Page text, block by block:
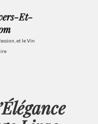
Et-
et le Vin